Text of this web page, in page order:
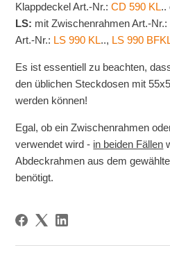
Klappdeckel Art.-Nr.:CD 590 KL..
LS: mit Zwischenrahmen Art.-Nr.:
Art.-Nr.: LS 990 KL.., LS 990
Es ist essentiell zu beachten,
den üblichen Steckdosen mit
werden können!
Egal, ob ein Zwischenrahmen
verwendet wird - in beiden Fällen
Abdeckrahmen aus dem
benötigt.